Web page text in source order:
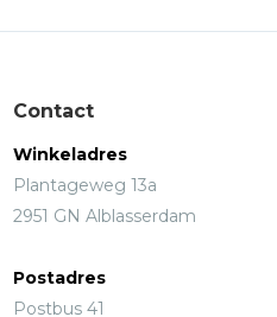
Contact
Winkeladres
Plantageweg 13a
2951 GN Alblasserdam
Postadres
Postbus 41